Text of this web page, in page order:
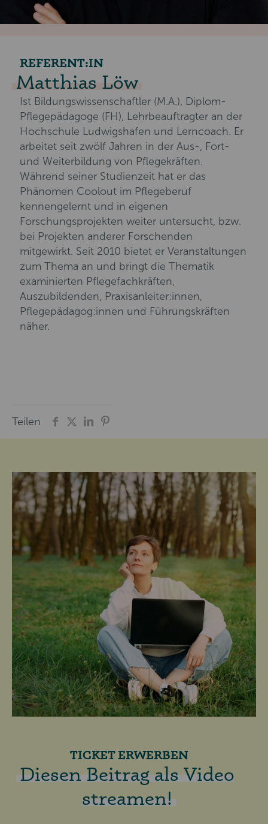
REFERENT:IN
Matthias Löw
Ist Bildungswissenschaftler (M.A.), Diplom-
Pflegepädagoge (FH), Lehrbeauftragter an der
Hochschule Ludwigshafen und Lerncoach. Er
arbeitet seit zwölf Jahren in der Aus-, Fort-
und Weiterbildung von Pflegekräften.
Während seiner Studienzeit hat er das
Phänomen Coolout im Pflegeberuf
kennengelernt und in eigenen
Forschungsprojekten weiter untersucht, bzw.
bei Projekten anderer Forschenden
mitgewirkt. Seit 2010 bietet er Veranstaltungen
zum Thema an und bringt die Thematik
examinierten Pflegefachkräften,
Auszubildenden, Praxisanleiter:innen,
Pflegepädagog:innen und Führungskräften
näher.
Teilen
TICKET ERWERBEN
Diesen Beitrag als Video
streamen!